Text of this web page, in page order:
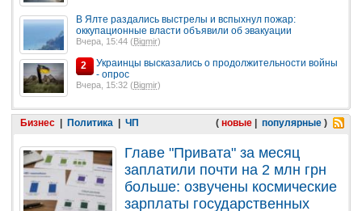
В Ялте раздались выстрелы и вспыхнул пожар:
оккупационные власти объявили об эвакуации
Вчера, 15:44 (Bigmir)
2
Украинцы высказались о продолжительности войны
- опрос
Вчера, 15:32 (Bigmir)
Бизнес Политика ЧП ( новые популярные )
Главе "Привата" за месяц
заплатили почти на 2 млн грн
больше: озвучены космические
зарплаты государственных